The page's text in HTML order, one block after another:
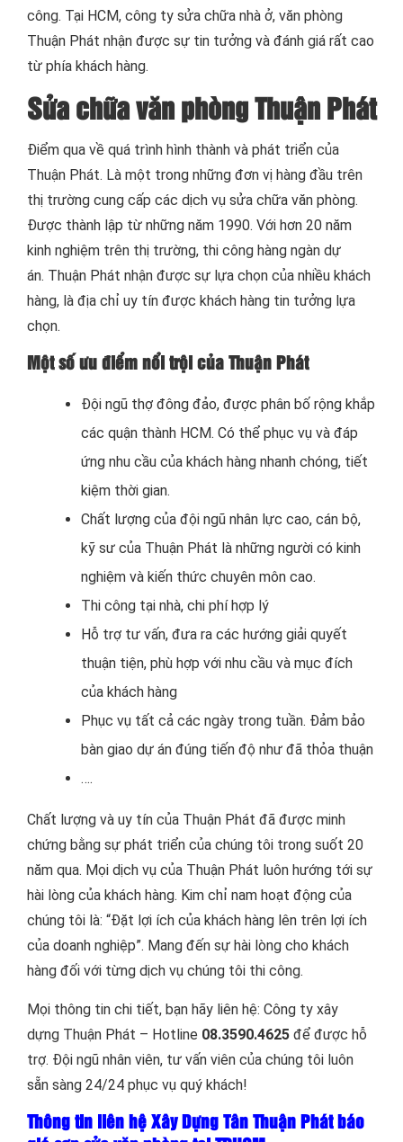
công. Tại HCM, công ty sửa chữa nhà ở, văn phòng
Thuận Phát nhận được sự tin tưởng và đánh giá rất cao
từ phía khách hàng.
Sửa chữa văn phòng Thuận Phát
Điểm qua về quá trình hình thành và phát triển của
Thuận Phát. Là một trong những đơn vị hàng đầu trên
thị trường cung cấp các dịch vụ sửa chữa văn phòng.
Được thành lập từ những năm 1990. Với hơn 20 năm
kinh nghiệm trên thị trường, thi công hàng ngàn dự
án. Thuận Phát nhận được sự lựa chọn của nhiều khách
hàng, là địa chỉ uy tín được khách hàng tin tưởng lựa
chọn.
Một số ưu điểm nổi trội của Thuận Phát
Đội ngũ thợ đông đảo, được phân bố rộng khắp
các quận thành HCM. Có thể phục vụ và đáp
ứng nhu cầu của khách hàng nhanh chóng, tiết
kiệm thời gian.
Chất lượng của đội ngũ nhân lực cao, cán bộ,
kỹ sư của Thuận Phát là những người có kinh
nghiệm và kiến thức chuyên môn cao.
Thi công tại nhà, chi phí hợp lý
Hỗ trợ tư vấn, đưa ra các hướng giải quyết
thuận tiện, phù hợp với nhu cầu và mục đích
của khách hàng
Phục vụ tất cả các ngày trong tuần. Đảm bảo
bàn giao dự án đúng tiến độ như đã thỏa thuận
….
Chất lượng và uy tín của Thuận Phát đã được minh
chứng bằng sự phát triển của chúng tôi trong suốt 20
năm qua. Mọi dịch vụ của Thuận Phát luôn hướng tới sự
hài lòng của khách hàng. Kim chỉ nam hoạt động của
chúng tôi là: “Đặt lợi ích của khách hàng lên trên lợi ích
của doanh nghiệp”. Mang đến sự hài lòng cho khách
hàng đối với từng dịch vụ chúng tôi thi công.
Mọi thông tin chi tiết, bạn hãy liên hệ: Công ty xây
dựng Thuận Phát – Hotline 08.3590.4625 để được hỗ
trợ. Đội ngũ nhân viên, tư vấn viên của chúng tôi luôn
sẵn sàng 24/24 phục vụ quý khách!
Thông tin liên hệ Xây Dựng Tân Thuận Phát báo